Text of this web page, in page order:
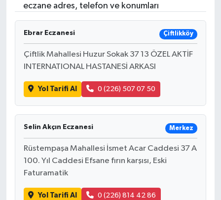
eczane adres, telefon ve konumları
Ebrar Eczanesi Çiftlikköy
Çiftlik Mahallesi Huzur Sokak 37 13 ÖZEL AKTİF
INTERNATIONAL HASTANESİ ARKASI
Yol Tarifi Al 0 (226) 507 07 50
Selin Akçın Eczanesi Merkez
Rüstempaşa Mahallesi İsmet Acar Caddesi 37 A
100. Yıl Caddesi Efsane fırın karşısı, Eski
Faturamatik
Yol Tarifi Al 0 (226) 814 42 86